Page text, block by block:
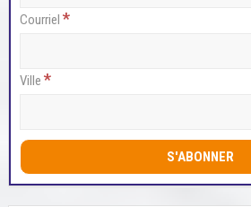
Courriel *
Ville *